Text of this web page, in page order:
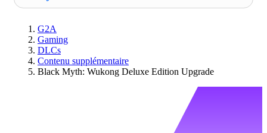
G2A
Gaming
DLCs
Contenu supplémentaire
Black Myth: Wukong Deluxe Edition Upgrade